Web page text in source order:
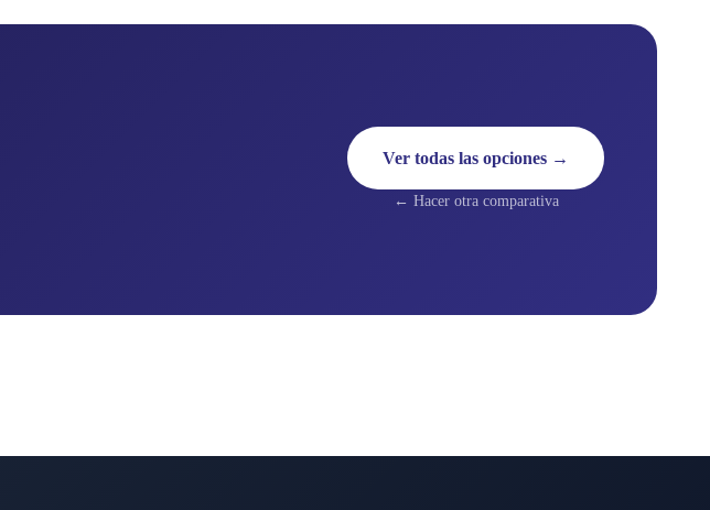
Ver todas las opciones →
← Hacer otra comparativa